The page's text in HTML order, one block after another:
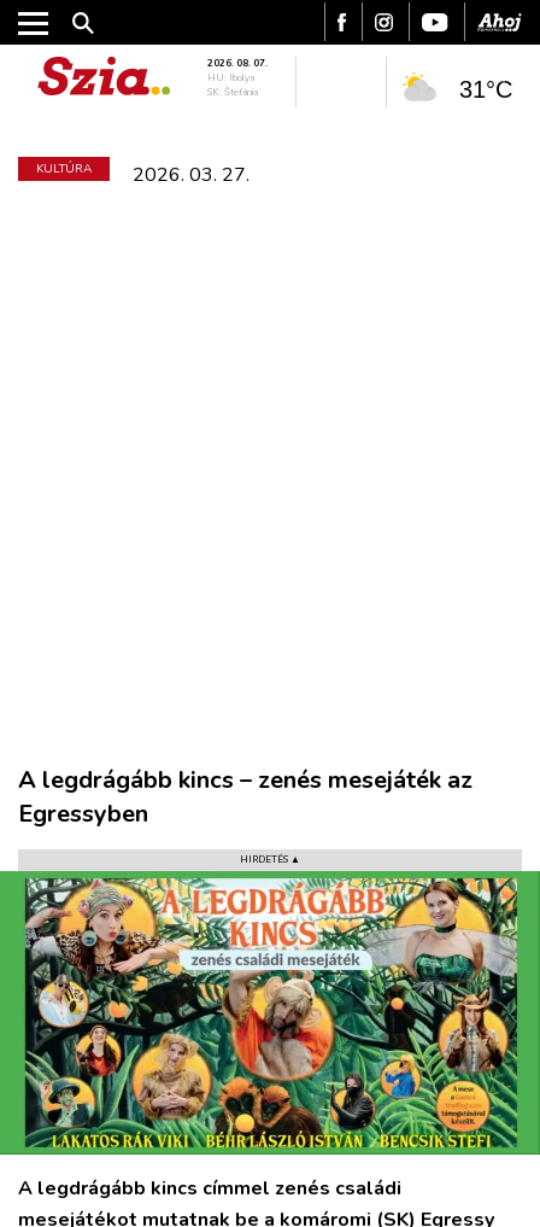
KULTÚRA
PODCAST
MIX
2026. 08. 07.
HU: Ibolya
SK: Štefánia
31°C
KULTÚRA 2026. 03. 27.
A legdrágább kincs – zenés mesejáték az
Egressyben
HIRDETÉS ▲
A legdrágább kincs címmel zenés családi
mesejátékot mutatnak be a komáromi (SK) Egressy